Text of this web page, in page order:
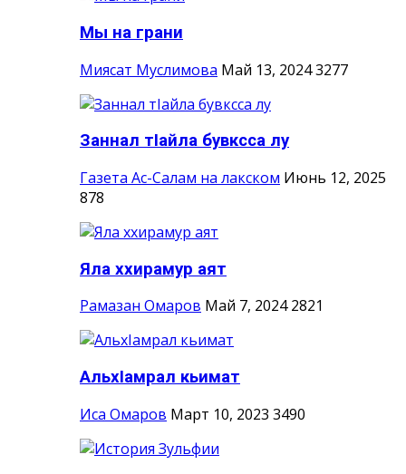
Мы на грани
Миясат Муслимова Май 13, 20243277
Заннал тIайла бувксса лу
Газета Ас-Салам на лакском Июнь 12, 2025
878
Яла ххирамур аят
Рамазан Омаров Май 7, 2024 2821
АльхIамрал кьимат
Иса Омаров Март 10, 2023 3490